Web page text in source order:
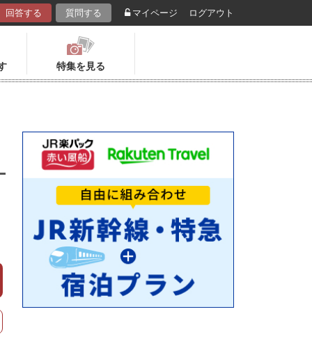
回答する 質問する マイページ ログアウト
特集を見る